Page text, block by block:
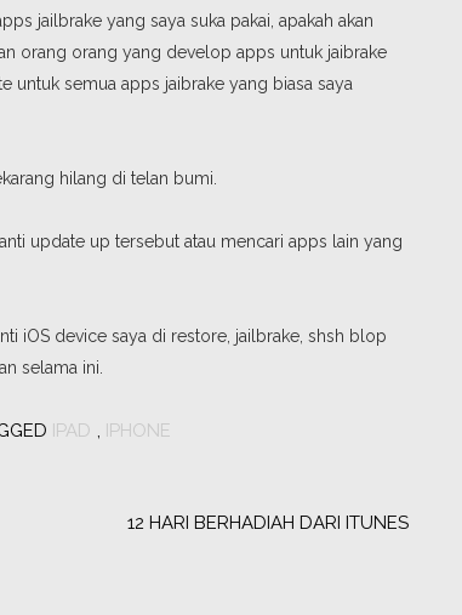
jailbrake yang saya suka pakai, apakah akan
orang orang yang develop apps untuk jaibrake
untuk semua apps jaibrake yang biasa saya
hilang di telan bumi.
update up tersebut atau mencari apps lain yang
iOS device saya di restore, jailbrake, shsh blop
selama ini.
IPAD , IPHONE
12 HARI BERHADIAH DARI ITUNES